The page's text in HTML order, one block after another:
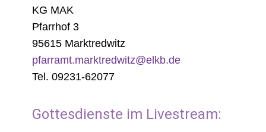
KG MAK
Pfarrhof 3
95615 Marktredwitz
pfarramt.marktredwitz@elkb.de
Tel. 09231-62077
Gottesdienste im Livestream: